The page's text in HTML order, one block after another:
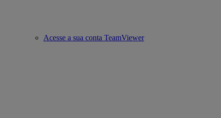
Acesse a sua conta TeamViewer